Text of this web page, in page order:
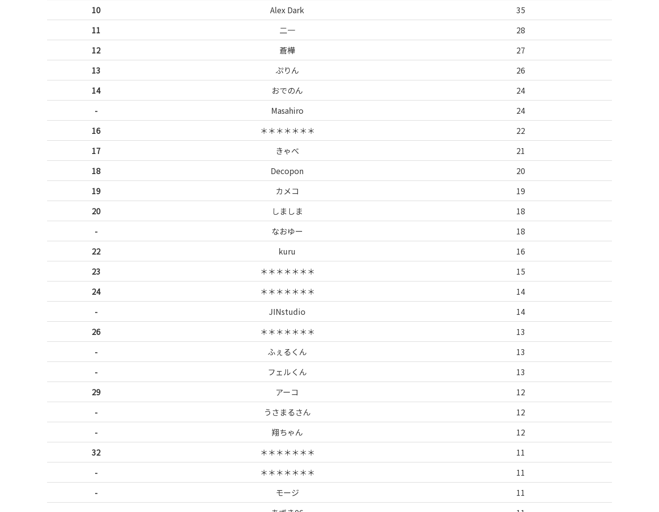
10
Alex Dark
35
11
二一
28
12
蒼樺
27
13
ぷりん
26
14
おでのん
24
-
Masahiro
24
16
＊＊＊＊＊＊＊
22
17
きゃべ
21
18
Decopon
20
19
カメコ
19
20
しましま
18
-
なおゆー
18
22
kuru
16
23
＊＊＊＊＊＊＊
15
24
＊＊＊＊＊＊＊
14
-
JINstudio
14
26
＊＊＊＊＊＊＊
13
-
ふぇるくん
13
-
フェルくん
13
29
アーコ
12
-
うさまるさん
12
-
翔ちゃん
12
32
＊＊＊＊＊＊＊
11
-
＊＊＊＊＊＊＊
11
-
モージ
11